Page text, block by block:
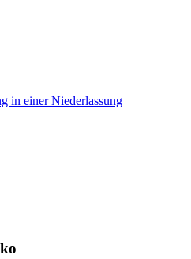
in einer Niederlassung